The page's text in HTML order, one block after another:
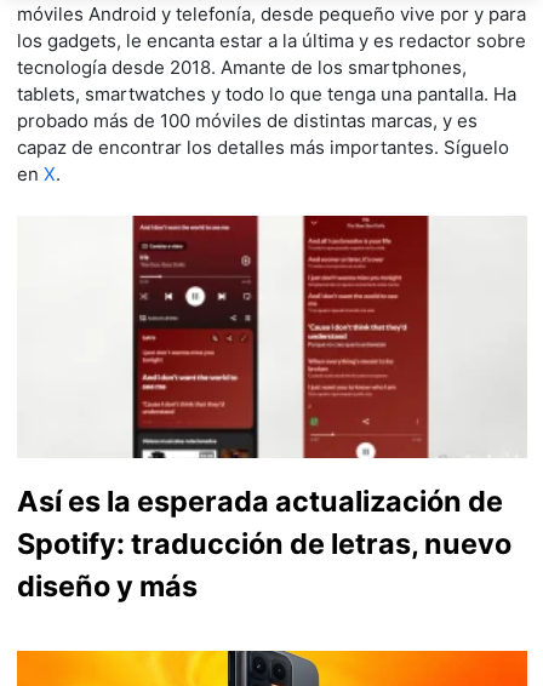
móviles Android y telefonía, desde pequeño vive por y para
los gadgets, le encanta estar a la última y es redactor sobre
tecnología desde 2018. Amante de los smartphones,
tablets, smartwatches y todo lo que tenga una pantalla. Ha
probado más de 100 móviles de distintas marcas, y es
capaz de encontrar los detalles más importantes. Síguelo
en X.
Así es la esperada actualización de
Spotify: traducción de letras, nuevo
diseño y más